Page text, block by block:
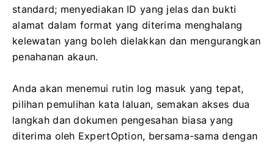
standard; menyediakan ID yang jelas dan bukti
alamat dalam format yang diterima menghalang
kelewatan yang boleh dielakkan dan mengurangkan
penahanan akaun.
Anda akan menemui rutin log masuk yang tepat,
pilihan pemulihan kata laluan, semakan akses dua
langkah dan dokumen pengesahan biasa yang
diterima oleh ExpertOption, bersama-sama dengan